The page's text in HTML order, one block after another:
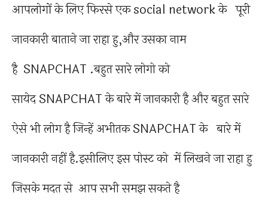
आपलोगों के लिए फिरसे एक social network के पूरी
जानकारी बाताने जा राहा हु,और उसका नाम
है SNAPCHAT .बहुत सारे लोगो को
सायेद SNAPCHAT के बारे में जानकारी है और बहुत सारे
ऐसे भी लोग है जिन्हें अभीतक SNAPCHAT के बारे में
जानकारी नहीं है.इसीलिए इस पोस्ट को में लिखने जा राहा हु
जिसके मदत से आप सभी समझ सकते है